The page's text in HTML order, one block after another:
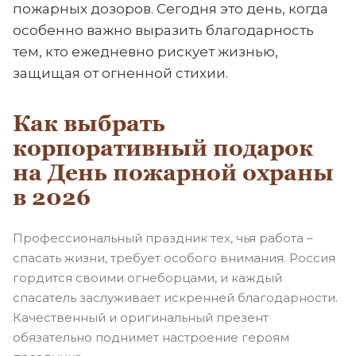
пожарных дозоров. Сегодня это день, когда
особенно важно выразить благодарность
тем, кто ежедневно рискует жизнью,
защищая от огненной стихии.
Как выбрать
корпоративный подарок
на День пожарной охраны
в 2026
Профессиональный праздник тех, чья работа –
спасать жизни, требует особого внимания. Россия
гордится своими огнеборцами, и каждый
спасатель заслуживает искренней благодарности.
Качественный и оригинальный презент
обязательно поднимет настроение героям